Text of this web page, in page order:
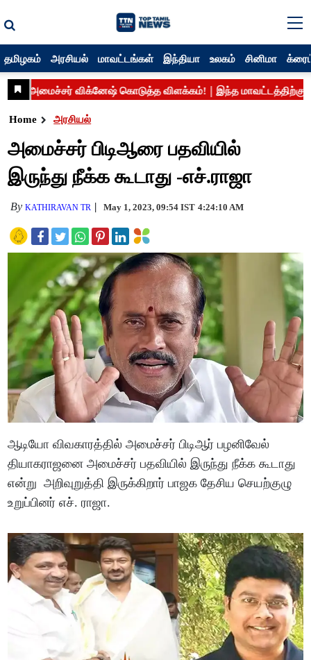
தமிழகம் அரசியல் மாவட்டங்கள் இந்தியா உலகம் சினிமா
Home அரசியல்
அமைச்சர் பிடிஆரை பதவியில்
இருந்து நீக்க கூடாது -எச்.ராஜா
ByKATHIRAVAN TR May 1, 2023, 09:54 IST 4:24:10 AM
ஆடியோ விவகாரத்தில் அமைச்சர் பிடிஆர் பழனிவேல்
தியாகராஜனை அமைச்சர் பதவியில் இருந்து நீக்க கூடாது
என்று அறிவுறுத்தி இருக்கிறார் பாஜக தேசிய செயற்குழு
உறுப்பினர் எச். ராஜா.